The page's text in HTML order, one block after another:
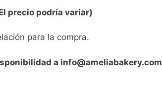
precio podría variar)
para la compra.
a info@ameliabakery.com